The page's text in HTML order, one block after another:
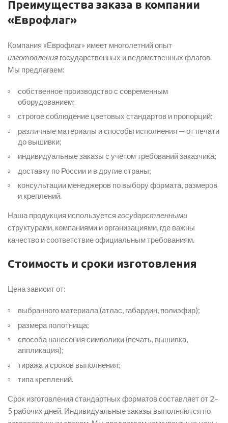
Преимущества заказа в компании
«Еврофлаг»
Компания «Еврофлаг» имеет многолетний опыт
изготовления государственных и ведомственных флагов.
Мы предлагаем:
собственное производство с современным
оборудованием;
строгое соблюдение цветовых стандартов и пропорций;
различные материалы и способы исполнения — от печати
до вышивки;
индивидуальные заказы с учётом требований заказчика;
доставку по России и в другие страны;
консультации менеджеров по выбору формата, размеров
и креплений.
Наша продукция используется государственными
структурами, компаниями и организациями, где важны
качество и соответствие официальным требованиям.
Стоимость и сроки изготовления
Цена зависит от:
выбранного материала (атлас, габардин, полиэфир);
размера полотнища;
способа нанесения символики (печать, вышивка,
аппликация);
тиража и сроков выполнения;
типа креплений.
Срок изготовления стандартных форматов составляет от 2–
5 рабочих дней. Индивидуальные заказы выполняются по